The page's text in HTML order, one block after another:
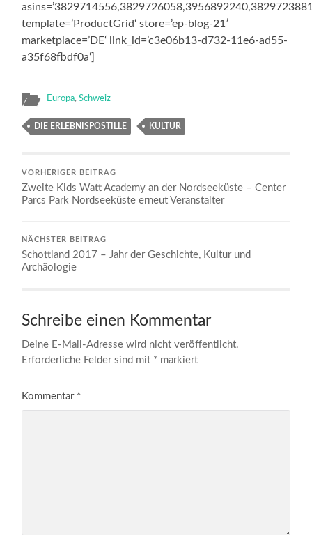
template=’ProductGrid‘ store=’ep-blog-21′
marketplace=’DE‘ link_id=’c3e06b13-d732-11e6-ad55-
a35f68fbdf0a‘]
Europa,Schweiz
DIE ERLEBNISPOSTILLE KULTUR
VORHERIGER BEITRAG
Zweite Kids Watt Academy an der Nordseeküste – Center
Parcs Park Nordseeküste erneut Veranstalter
NÄCHSTER BEITRAG
Schottland 2017 – Jahr der Geschichte, Kultur und
Archäologie
Schreibe einen Kommentar
Deine E-Mail-Adresse wird nicht veröffentlicht.
Erforderliche Felder sind mit * markiert
Kommentar *